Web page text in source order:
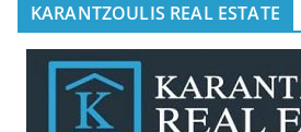
KARANTZOULIS REAL ESTATE